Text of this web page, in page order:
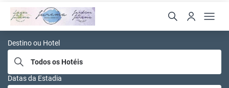
Jurema Aguas Quentes
Destino ou Hotel
Datas da Estadia